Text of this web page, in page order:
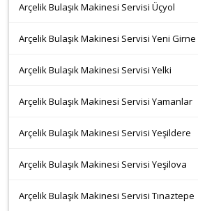
Arçelik Bulaşık Makinesi Servisi Üçyol
Arçelik Bulaşık Makinesi Servisi Yeni Girne
Arçelik Bulaşık Makinesi Servisi Yelki
Arçelik Bulaşık Makinesi Servisi Yamanlar
Arçelik Bulaşık Makinesi Servisi Yeşildere
Arçelik Bulaşık Makinesi Servisi Yeşilova
Arçelik Bulaşık Makinesi Servisi Tınaztepe